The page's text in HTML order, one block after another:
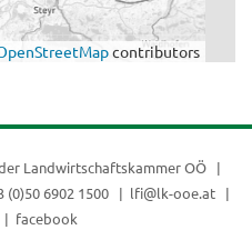
contributors
Landwirtschaftskammer OÖ
(0)50 6902 1500
lfi@lk-ooe.at
facebook